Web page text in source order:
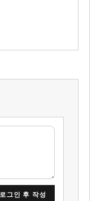
로그인 후 작성